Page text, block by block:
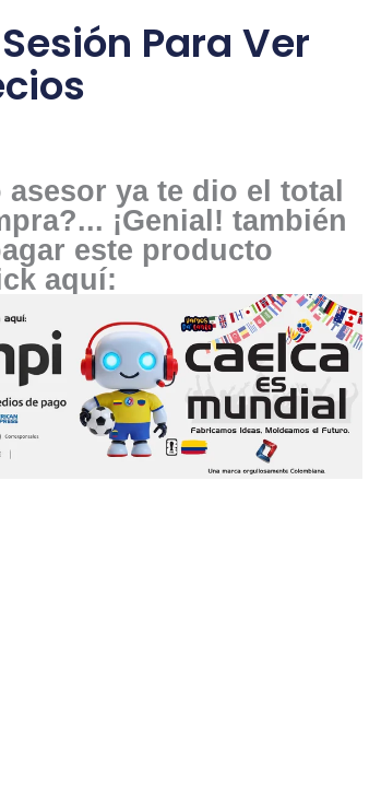
Para Ver
asesor ya te dio el total
¡Genial! también
este producto
aquí: